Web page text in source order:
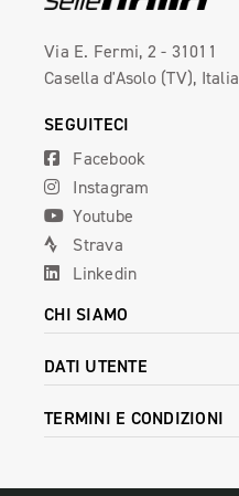
Via E. Fermi, 2 - 31011
Casella d'Asolo (TV), Italia
SEGUITECI
Facebook
Instagram
Youtube
Strava
Linkedin
CHI SIAMO
DATI UTENTE
TERMINI E CONDIZIONI